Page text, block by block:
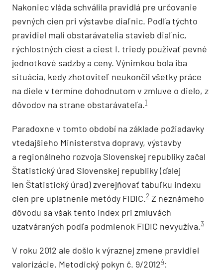
Nakoniec vláda schválila pravidlá pre určovanie
pevných cien pri výstavbe diaľnic. Podľa týchto
pravidiel mali obstarávatelia stavieb diaľnic,
rýchlostných ciest a ciest I. triedy používať pevné
jednotkové sadzby a ceny. Výnimkou bola iba
situácia, kedy zhotoviteľ neukončil všetky práce
na diele v termíne dohodnutom v zmluve o dielo, z
dôvodov na strane obstarávateľa.1
Paradoxne v tomto období na základe požiadavky
vtedajšieho Ministerstva dopravy, výstavby
a regionálneho rozvoja Slovenskej republiky začal
Štatistický úrad Slovenskej republiky (ďalej
len Štatistický úrad) zverejňovať tabuľku indexu
cien pre uplatnenie metódy FIDIC.2 Z neznámeho
dôvodu sa však tento index pri zmluvách
uzatváraných podľa podmienok FIDIC nevyužíva.3
V roku 2012 ale došlo k výraznej zmene pravidiel
valorizácie. Metodický pokyn č. 9/20124: